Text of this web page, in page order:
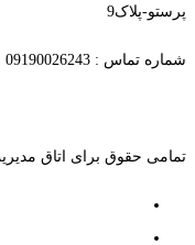
پرستو-پلاک9
شماره تماس : 09190026243
تمامی حقوق برای اتاق